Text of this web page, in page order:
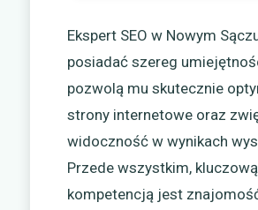
Ekspert SEO w Nowym
posiadać szereg
pozwolą mu skutecznie
strony internetowe oraz
widoczność w wynikach
Przede wszystkim, kluczową
kompetencją jest